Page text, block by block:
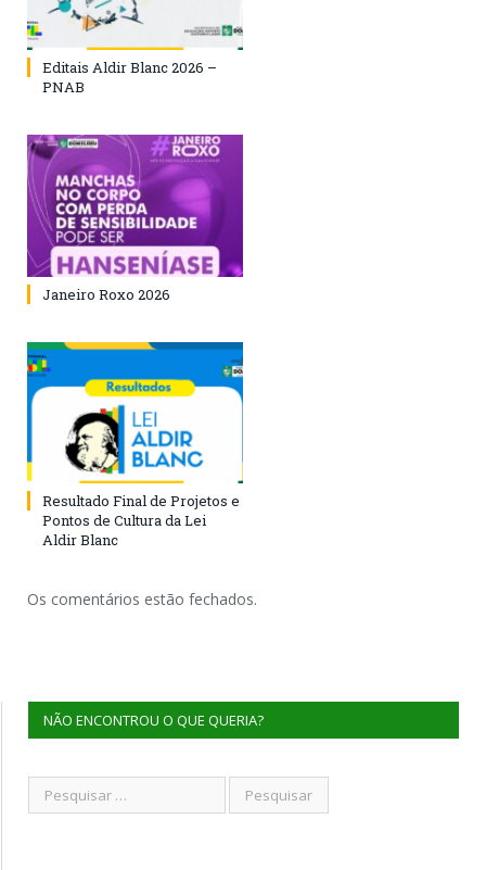
Editais Aldir Blanc 2026 –
PNAB
Janeiro Roxo 2026
Resultado Final de Projetos e
Pontos de Cultura da Lei
Aldir Blanc
Os comentários estão fechados.
NÃO ENCONTROU O QUE QUERIA?